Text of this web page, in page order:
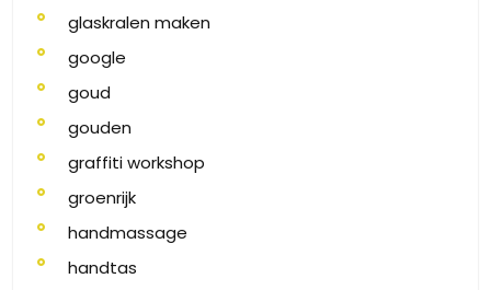
glaskralen maken
google
goud
gouden
graffiti workshop
groenrijk
handmassage
handtas